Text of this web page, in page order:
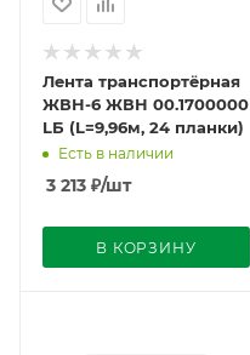
Лента транспортёрная
ЖВН-6 ЖВН 00.1700000
LБ (L=9,96м, 24 планки)
Есть в наличии
3 213 ₽/шт
В КОРЗИНУ